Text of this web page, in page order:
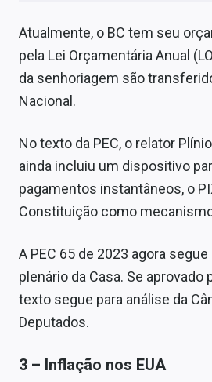
Atualmente, o BC tem seu
pela Lei Orçamentária Anual
da senhoriagem são
Nacional.
No texto da PEC, o relator
ainda incluiu um dispositivo
pagamentos instantâneos, o
Constituição como
A PEC 65 de 2023 agora
plenário da Casa. Se aprovado
texto segue para análise da
Deputados.
3 – Inflação nos EUA